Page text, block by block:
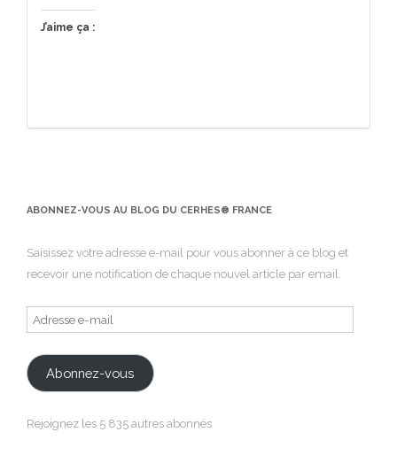
J’aime ça :
ABONNEZ-VOUS AU BLOG DU CERHES® FRANCE
Saisissez votre adresse e-mail pour vous abonner à ce blog et
recevoir une notification de chaque nouvel article par email.
Adresse
e-
mail
Abonnez-vous
Rejoignez les 5 835 autres abonnés